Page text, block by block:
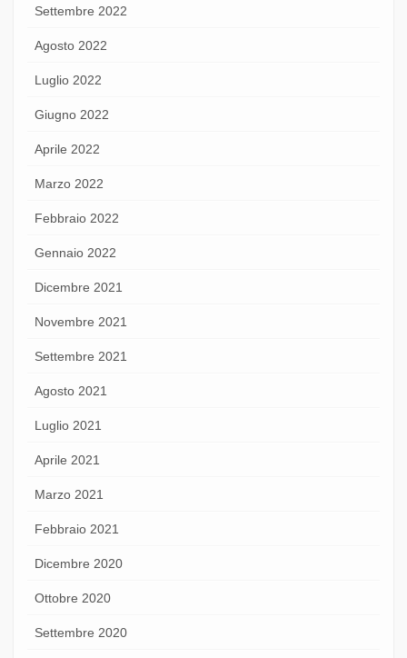
Settembre 2022
Agosto 2022
Luglio 2022
Giugno 2022
Aprile 2022
Marzo 2022
Febbraio 2022
Gennaio 2022
Dicembre 2021
Novembre 2021
Settembre 2021
Agosto 2021
Luglio 2021
Aprile 2021
Marzo 2021
Febbraio 2021
Dicembre 2020
Ottobre 2020
Settembre 2020